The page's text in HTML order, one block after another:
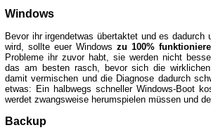
Windows
Bevor ihr irgendetwas übertaktet und es dadurch
wird, sollte euer Windows zu 100%
Probleme ihr zuvor habt, sie werden nicht
das am besten rasch, bevor sich die wirklichen
damit vermischen und die Diagnose dadurch
etwas: Ein halbwegs schneller Windows-Boot
werdet zwangsweise herumspielen müssen und
Backup